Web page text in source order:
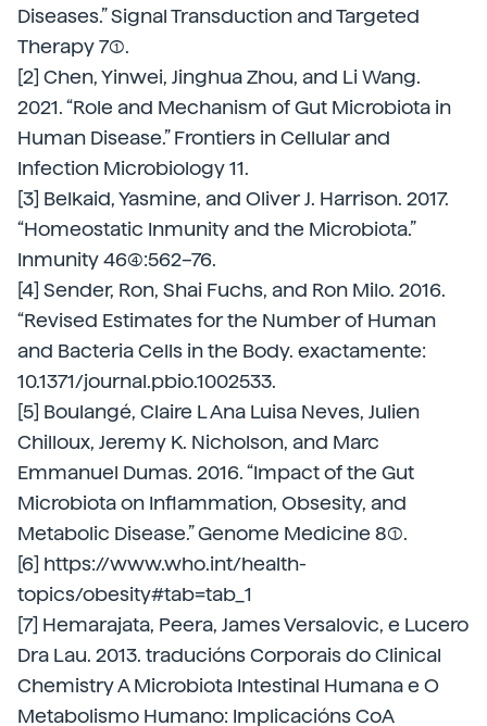
Diseases.” Signal Transduction and Targeted
Therapy 7(1).
[2] Chen, Yinwei, Jinghua Zhou, and Li Wang.
2021. “Role and Mechanism of Gut Microbiota in
Human Disease.” Frontiers in Cellular and
Infection Microbiology 11.
[3] Belkaid, Yasmine, and Oliver J. Harrison. 2017.
“Homeostatic Inmunity and the Microbiota.”
Inmunity 46(4):562–76.
[4] Sender, Ron, Shai Fuchs, and Ron Milo. 2016.
“Revised Estimates for the Number of Human
and Bacteria Cells in the Body. exactamente:
10.1371/journal.pbio.1002533.
[5] Boulangé, Claire L Ana Luisa Neves, Julien
Chilloux, Jeremy K. Nicholson, and Marc
Emmanuel Dumas. 2016. “Impact of the Gut
Microbiota on Inflammation, Obsesity, and
Metabolic Disease.” Genome Medicine 8(1).
[6] https://www.who.int/health-
topics/obesity#tab=tab_1
[7] Hemarajata, Peera, James Versalovic, e Lucero
Dra Lau. 2013. traducións Corporais do Clinical
Chemistry A Microbiota Intestinal Humana e O
Metabolismo Humano: Implicacións CoA